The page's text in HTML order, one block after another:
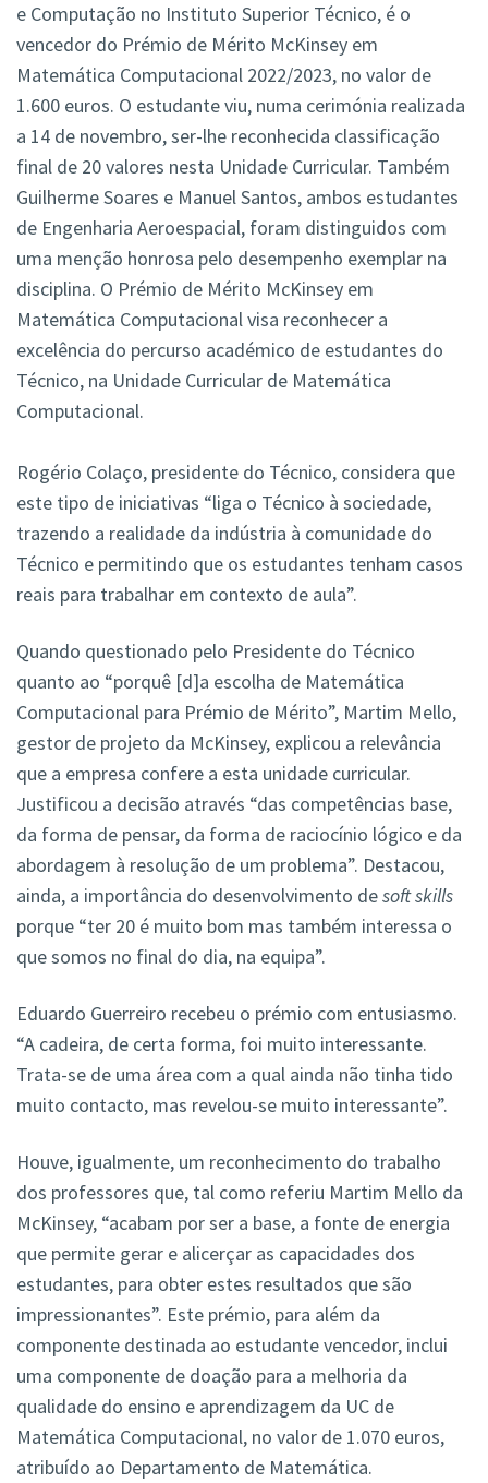
e Computação no Instituto Superior Técnico, é o
vencedor do Prémio de Mérito McKinsey em
Matemática Computacional 2022/2023, no valor de
1.600 euros. O estudante viu, numa cerimónia realizada
a 14 de novembro, ser-lhe reconhecida classificação
final de 20 valores nesta Unidade Curricular. Também
Guilherme Soares e Manuel Santos, ambos estudantes
de Engenharia Aeroespacial, foram distinguidos com
uma menção honrosa pelo desempenho exemplar na
disciplina. O Prémio de Mérito McKinsey em
Matemática Computacional visa reconhecer a
excelência do percurso académico de estudantes do
Técnico, na Unidade Curricular de Matemática
Computacional.
Rogério Colaço, presidente do Técnico, considera que
este tipo de iniciativas “liga o Técnico à sociedade,
trazendo a realidade da indústria à comunidade do
Técnico e permitindo que os estudantes tenham casos
reais para trabalhar em contexto de aula”.
Quando questionado pelo Presidente do Técnico
quanto ao “porquê [d]a escolha de Matemática
Computacional para Prémio de Mérito”, Martim Mello,
gestor de projeto da McKinsey, explicou a relevância
que a empresa confere a esta unidade curricular.
Justificou a decisão através “das competências base,
da forma de pensar, da forma de raciocínio lógico e da
abordagem à resolução de um problema”. Destacou,
ainda, a importância do desenvolvimento desoft skills
porque “ter 20 é muito bom mas também interessa o
que somos no final do dia, na equipa”.
Eduardo Guerreiro recebeu o prémio com entusiasmo.
“A cadeira, de certa forma, foi muito interessante.
Trata-se de uma área com a qual ainda não tinha tido
muito contacto, mas revelou-se muito interessante”.
Houve, igualmente, um reconhecimento do trabalho
dos professores que, tal como referiu Martim Mello da
McKinsey, “acabam por ser a base, a fonte de energia
que permite gerar e alicerçar as capacidades dos
estudantes, para obter estes resultados que são
impressionantes”. Este prémio, para além da
componente destinada ao estudante vencedor, inclui
uma componente de doação para a melhoria da
qualidade do ensino e aprendizagem da UC de
Matemática Computacional, no valor de 1.070 euros,
atribuído ao Departamento de Matemática.